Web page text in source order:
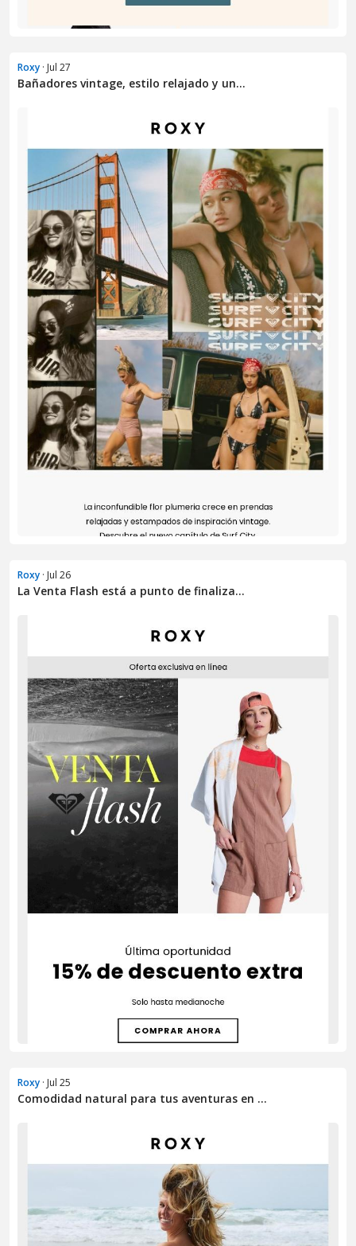
Roxy · Jul 27
Bañadores vintage, estilo relajado y un...
Roxy · Jul 26
La Venta Flash está a punto de finaliza...
Roxy · Jul 25
Comodidad natural para tus aventuras en ...